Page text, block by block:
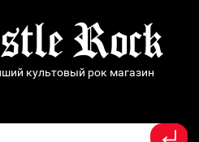
культовый рок магазин